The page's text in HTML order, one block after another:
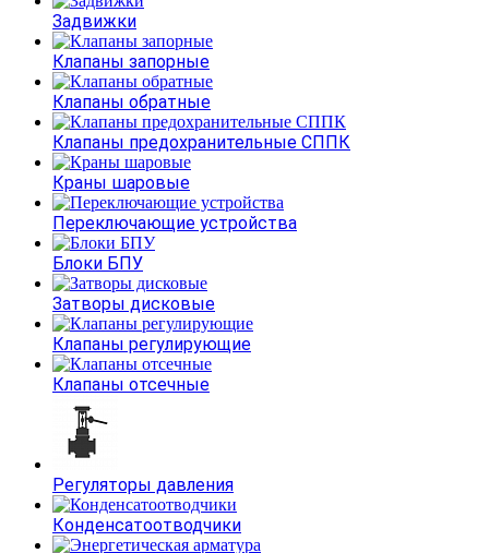
Задвижки
Клапаны запорные
Клапаны обратные
Клапаны предохранительные СППК
Краны шаровые
Переключающие устройства
Блоки БПУ
Затворы дисковые
Клапаны регулирующие
Клапаны отсечные
Регуляторы давления
Конденсатоотводчики